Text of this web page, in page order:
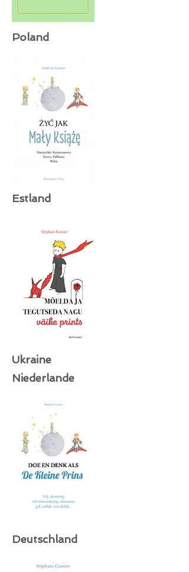
Poland
Estland
Ukraine
Niederlande
Deutschland